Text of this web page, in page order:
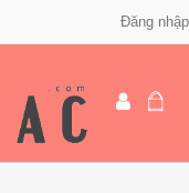
Đăng nhập